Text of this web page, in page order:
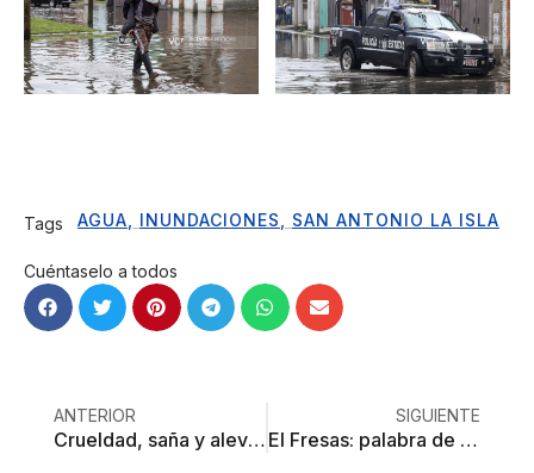
Tags AGUA INUNDACIONES SAN ANTONIO LA ISLA
Cuéntaselo a todos
ANTERIOR
Crueldad, saña y alevosía en feminicidio de Lucero
SIGUIENTE
El Fresas: palabra de sicario